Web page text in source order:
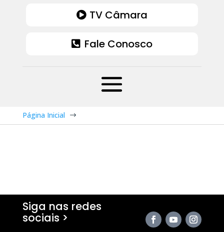
TV Câmara
Fale Conosco
Página Inicial $
Siga nas redes
sociais >